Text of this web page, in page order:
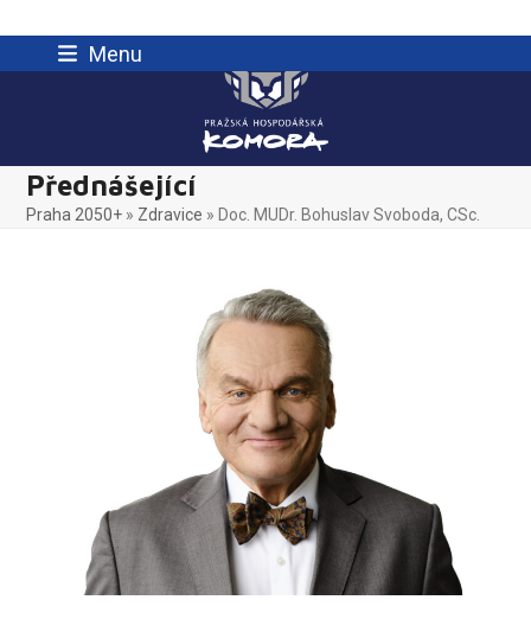
to
Menu
Přednášející
Praha 2050+ » Zdravice » Doc. MUDr. Bohuslav Svoboda, CSc.